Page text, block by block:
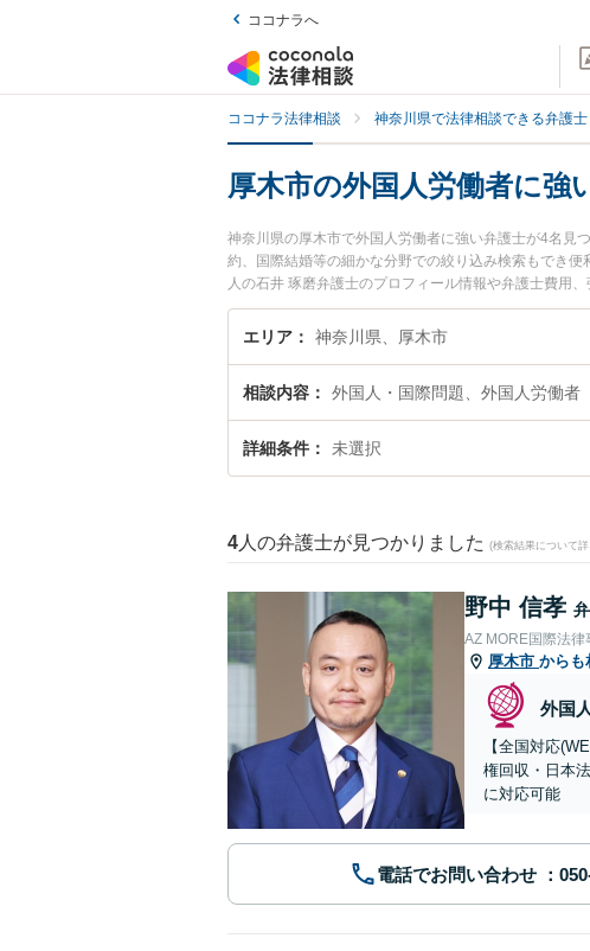
ココナラへ
ココナラ法律相談 神奈川県で法律相談できる弁護士
厚木市の外国人労働者に強
神奈川県の厚木市で外国人労働者に強い弁護士が4名見
約、国際結婚等の細かな分野での絞り込み検索もでき
人の石井 琢磨弁護士のプロフィール情報や弁護士費用
い』『外国人労働者のトラブル解決の実績豊富な近く
の相談者さんにおすすめです。
エリア 神奈川県、厚木市
相談内容 外国人・国際問題、外国人労働者
詳細条件 未選択
4 人の弁護士が見つかりました (検索結果について詳
野中 信孝
AZ MORE国際法律
厚木市 からも
外国
【全国対応
権回収・日本
に対応可能
電話でお問い合わせ